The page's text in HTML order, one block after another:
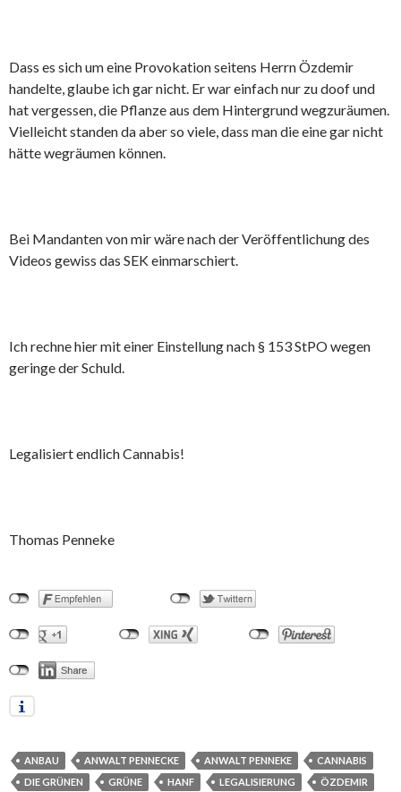
Dass es sich um eine Provokation seitens Herrn Özdemir
handelte, glaube ich gar nicht. Er war einfach nur zu doof und
hat vergessen, die Pflanze aus dem Hintergrund wegzuräumen.
Vielleicht standen da aber so viele, dass man die eine gar nicht
hätte wegräumen können.
Bei Mandanten von mir wäre nach der Veröffentlichung des
Videos gewiss das SEK einmarschiert.
Ich rechne hier mit einer Einstellung nach § 153 StPO wegen
geringe der Schuld.
Legalisiert endlich Cannabis!
Thomas Penneke
ANBAU ANWALT PENNECKE ANWALT PENNEKE
CANNABIS
DIE GRÜNEN
GRÜNE HANF LEGALISIERUNG ÖZDEMIR